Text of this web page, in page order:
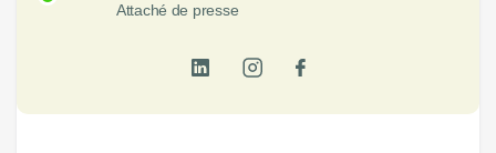
Attaché de presse